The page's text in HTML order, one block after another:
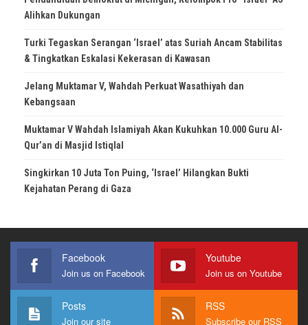
Alihkan Dukungan
Turki Tegaskan Serangan ‘Israel’ atas Suriah Ancam Stabilitas
& Tingkatkan Eskalasi Kekerasan di Kawasan
Jelang Muktamar V, Wahdah Perkuat Wasathiyah dan
Kebangsaan
Muktamar V Wahdah Islamiyah Akan Kukuhkan 10.000 Guru Al-
Qur’an di Masjid Istiqlal
Singkirkan 10 Juta Ton Puing, ‘Israel’ Hilangkan Bukti
Kejahatan Perang di Gaza
Facebook
Join us on Facebook
Youtube
Join us on Youtube
Posts
Join our site
RSS
Subscribe our RSS